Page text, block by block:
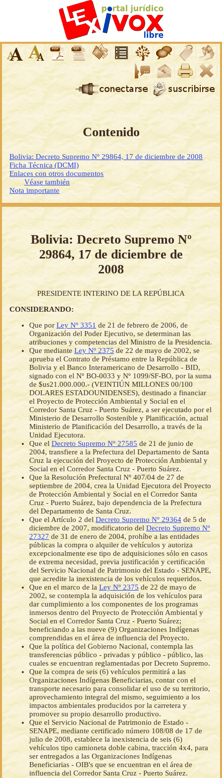
Contenido
Bolivia: Decreto Supremo Nº 29864, 17 de diciembre de 2008
Ficha Técnica (DCMI)
Enlaces con otros documentos
Véase también
Nota importante
Bolivia: Decreto Supremo Nº
29864, 17 de diciembre de
2008
PRESIDENTE INTERINO DE LA REPÚBLICA
CONSIDERANDO:
Que por Ley Nº 3351 de 21 de febrero de 2006, de
Organización del Poder Ejecutivo, se determinan las
atribuciones y competencias del Ministro de la Presidencia.
Que mediante Ley Nº 2375de 22 de mayo de 2002, se
aprueba el Contrato de Préstamo entre la República de
Bolivia y el Banco Interamericano de Desarrollo - BID,
signado con el Nº BO-0033 y Nº 1099/SF-BO, por la suma
de $us21.000.000.- (VEINTIÚN MILLONES 00/100
DOLARES ESTADOUNIDENSES), destinado a financiar
el Proyecto de Protección Ambiental y Social en el
Corredor Santa Cruz - Puerto Suárez, a ser ejecutado por el
Ministerio de Desarrollo Sostenible y Planificación, actual
Ministerio de Planificación del Desarrollo, a través de la
Unidad Ejecutora.
Que el Decreto Supremo Nº 27585 de 21 de junio de
2004, transfiere a la Prefectura del Departamento de Santa
Cruz la ejecución del Proyecto de Protección Ambiental y
Social en el Corredor Santa Cruz - Puerto Suárez.
Que la Resolución Prefectural Nº 407/04 de 27 de
septiembre de 2004, crea la Unidad Ejecutora del Proyecto
de Protección Ambiental y Social en el Corredor Santa
Cruz - Puerto Suárez, bajo dependencia de la Prefectura
del Departamento de Santa Cruz.
Que el Artículo 2 del Decreto Supremo Nº 29364 de 5 de
diciembre de 2007, modificatorio del Decreto Supremo Nº
27327 de 31 de enero de 2004, prohíbe a las entidades
públicas la compra o alquiler de vehículos y autoriza
excepcionalmente ese tipo de adquisiciones sólo en casos
de extrema necesidad, previa justificación y certificación
del Servicio Nacional de Patrimonio del Estado - SENAPE,
que acredite la inexistencia de los vehículos requeridos.
Que en el marco de la Ley Nº 2375de 22 de mayo de
2002, se contempla la adquisición de los vehículos para
dar cumplimiento a los componentes de los programas
inmersos dentro del Proyecto de Protección Ambiental y
Social en el Corredor Santa Cruz - Puerto Suárez;
beneficiando a las nueve (9) Organizaciones Indígenas
comprendidas en el área de influencia del Proyecto.
Que la política del Gobierno Nacional, contempla las
transferencias público - privadas y público - público, las
cuales se encuentran reglamentadas por Decreto Supremo.
Que la compra de seis (6) vehículos permitirá a las
Organizaciones Indígenas Beneficiarias, contar con el
transporte necesario para consolidar el uso de su territorio,
aprovechamiento integral del mismo, seguimiento a los
impactos ambientales producidos por la carretera y
promover su propio desarrollo productivo.
Que el Servicio Nacional de Patrimonio de Estado -
SENAPE, mediante certificado número 108/08 de 17 de
julio de 2008, establece la inexistencia de seis (6)
vehículos tipo camioneta doble cabina, tracción 4x4, para
ser entregados a las Organizaciones Indígenas
Beneficiarias - OIB's que se encuentran en el área de
influencia del Corredor Santa Cruz - Puerto Suárez.